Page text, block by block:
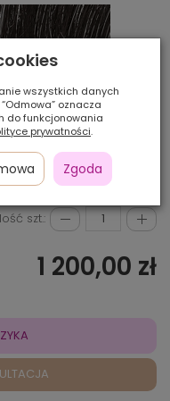
szt.:
1 200,00 zł
wszystkich danych
oznacza
do funkcjonowania
prywatności.
Zgoda